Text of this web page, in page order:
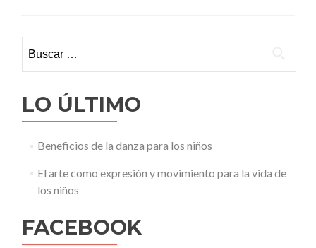
LO ÚLTIMO
Beneficios de la danza para los niños
El arte como expresión y movimiento para la vida de
los niños
FACEBOOK